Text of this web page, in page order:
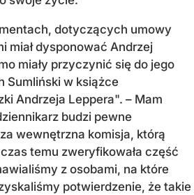
dotyczących umowy
miał dysponować Andrzej
miały przyczynić się do jego
Sumliński w książce
Andrzeja Leppera". – Mam
budzi pewne
wewnętrzna komisja, którą
temu zweryfikowała część
z osobami, na które
potwierdzenie, że takie